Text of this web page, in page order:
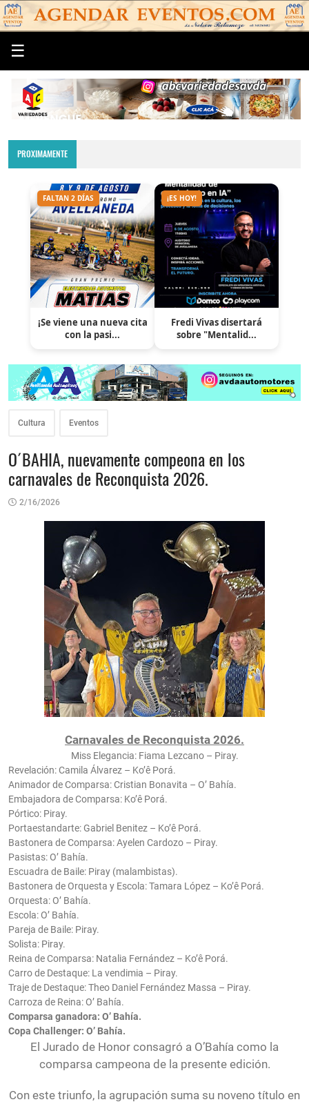
☰
PROXIMAMENTE
FALTAN 2 DÍAS
¡Se viene una nueva cita
con la pasi...
¡ES HOY!
Fredi Vivas disertará
sobre "Mentalid...
Cultura Eventos
O´BAHIA, nuevamente compeona en los
carnavales de Reconquista 2026.
2/16/2026
Carnavales de Reconquista 2026.
Miss Elegancia: Fiama Lezcano – Piray.
Revelación: Camila Álvarez – Ko’ê Porá.
Animador de Comparsa: Cristian Bonavita – O’ Bahía.
Embajadora de Comparsa: Ko’ê Porá.
Pórtico: Piray.
Portaestandarte: Gabriel Benitez – Ko’ê Porá.
Bastonera de Comparsa: Ayelen Cardozo – Piray.
Pasistas: O’ Bahía.
Escuadra de Baile: Piray (malambistas).
Bastonera de Orquesta y Escola: Tamara López – Ko’ê Porá.
Orquesta: O’ Bahía.
Escola: O’ Bahía.
Pareja de Baile: Piray.
Solista: Piray.
Reina de Comparsa: Natalia Fernández – Ko’ê Porá.
Carro de Destaque: La vendimia – Piray.
Traje de Destaque: Theo Daniel Fernández Massa – Piray.
Carroza de Reina: O’ Bahía.
Comparsa ganadora: O’ Bahía.
Copa Challenger: O’ Bahía.
El Jurado de Honor consagró a O’Bahía como la
comparsa campeona de la presente edición.
Con este triunfo, la agrupación suma su noveno título en